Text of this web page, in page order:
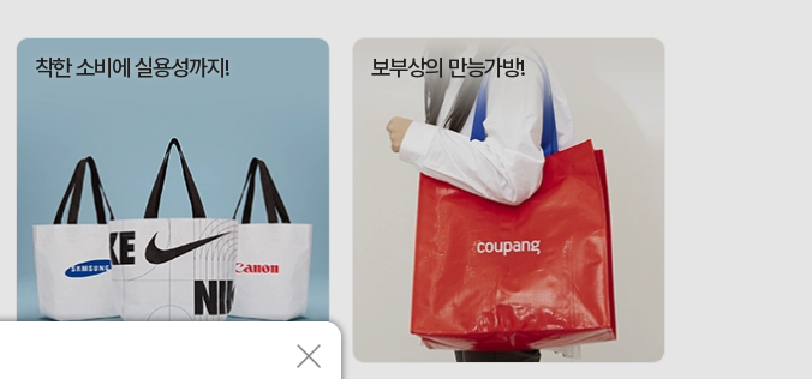
착한 소비에 실용성까지! 보부상의 만능가방!